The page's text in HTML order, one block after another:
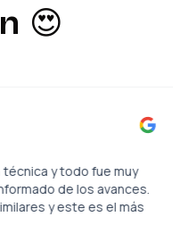
😍
de revisión técnica y
y siempre fui informado
servicios similares y